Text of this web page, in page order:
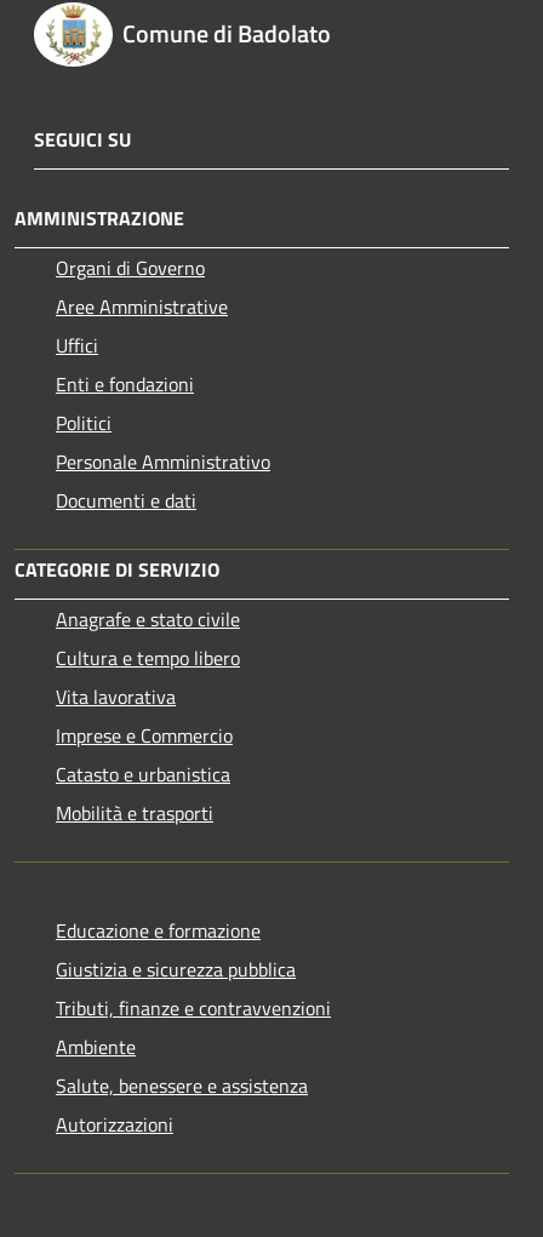
Comune di Badolato
SEGUICI SU
AMMINISTRAZIONE
Organi di Governo
Aree Amministrative
Uffici
Enti e fondazioni
Politici
Personale Amministrativo
Documenti e dati
CATEGORIE DI SERVIZIO
Anagrafe e stato civile
Cultura e tempo libero
Vita lavorativa
Imprese e Commercio
Catasto e urbanistica
Mobilità e trasporti
Educazione e formazione
Giustizia e sicurezza pubblica
Tributi, finanze e contravvenzioni
Ambiente
Salute, benessere e assistenza
Autorizzazioni